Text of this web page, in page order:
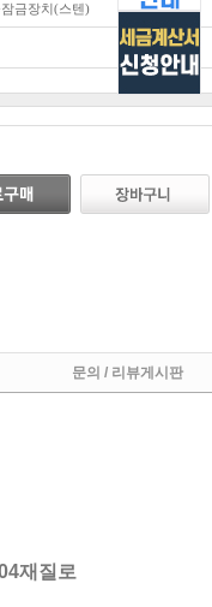
금장치(스텐)
문의 / 리뷰게시판
재질로